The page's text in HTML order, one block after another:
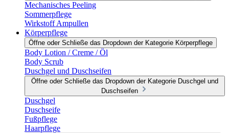
Mechanisches Peeling
Sommerpflege
Wirkstoff Ampullen
Körperpflege
Öffne oder Schließe das Dropdown der Kategorie Körperpflege
Body Lotion / Creme / Öl
Body Scrub
Duschgel und Duschseifen
Öffne oder Schließe das Dropdown der Kategorie Duschgel und
Duschseifen
Duschgel
Duschseife
Fußpflege
Haarpflege